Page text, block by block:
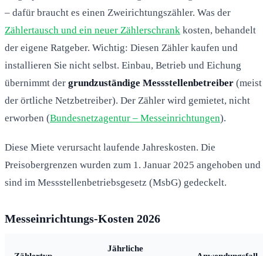
– dafür braucht es einen Zweirichtungszähler. Was der
Zählertausch und ein neuer Zählerschrank kosten, behandelt
der eigene Ratgeber. Wichtig: Diesen Zähler kaufen und
installieren Sie nicht selbst. Einbau, Betrieb und Eichung
übernimmt der grundzuständige Messstellenbetreiber (meist
der örtliche Netzbetreiber). Der Zähler wird gemietet, nicht
erworben (Bundesnetzagentur – Messeinrichtungen).
Diese Miete verursacht laufende Jahreskosten. Die
Preisobergrenzen wurden zum 1. Januar 2025 angehoben und
sind im Messstellenbetriebsgesetz (MsbG) gedeckelt.
Messeinrichtungs-Kosten 2026
Jährliche